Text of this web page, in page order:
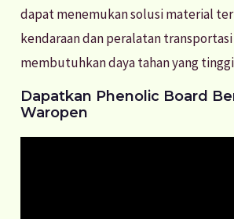
dapat menemukan solusi material
kendaraan dan peralatan
membutuhkan daya tahan yang
Dapatkan Phenolic Board
Waropen